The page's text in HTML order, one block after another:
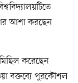
আশা করছেন
করেছেন
বক্তব্যে পুরকৌশল